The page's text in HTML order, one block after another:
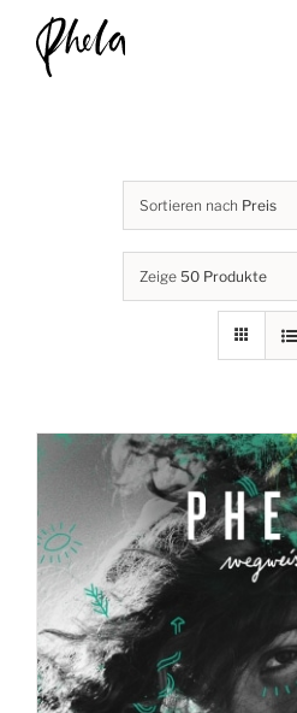
content
Sortieren nach Preis
Zeige 50 Produkte